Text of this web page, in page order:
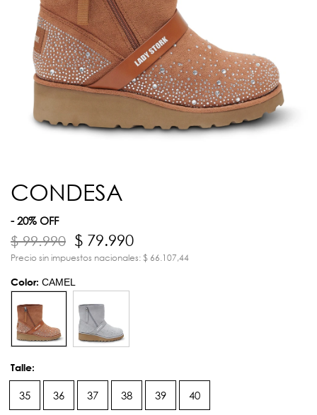
CONDESA
- 20% OFF
$ 99.990 $ 79.990
Precio sin impuestos nacionales: $ 66.107,44
Color: CAMEL
Talle:
35 36 37 38 39 40